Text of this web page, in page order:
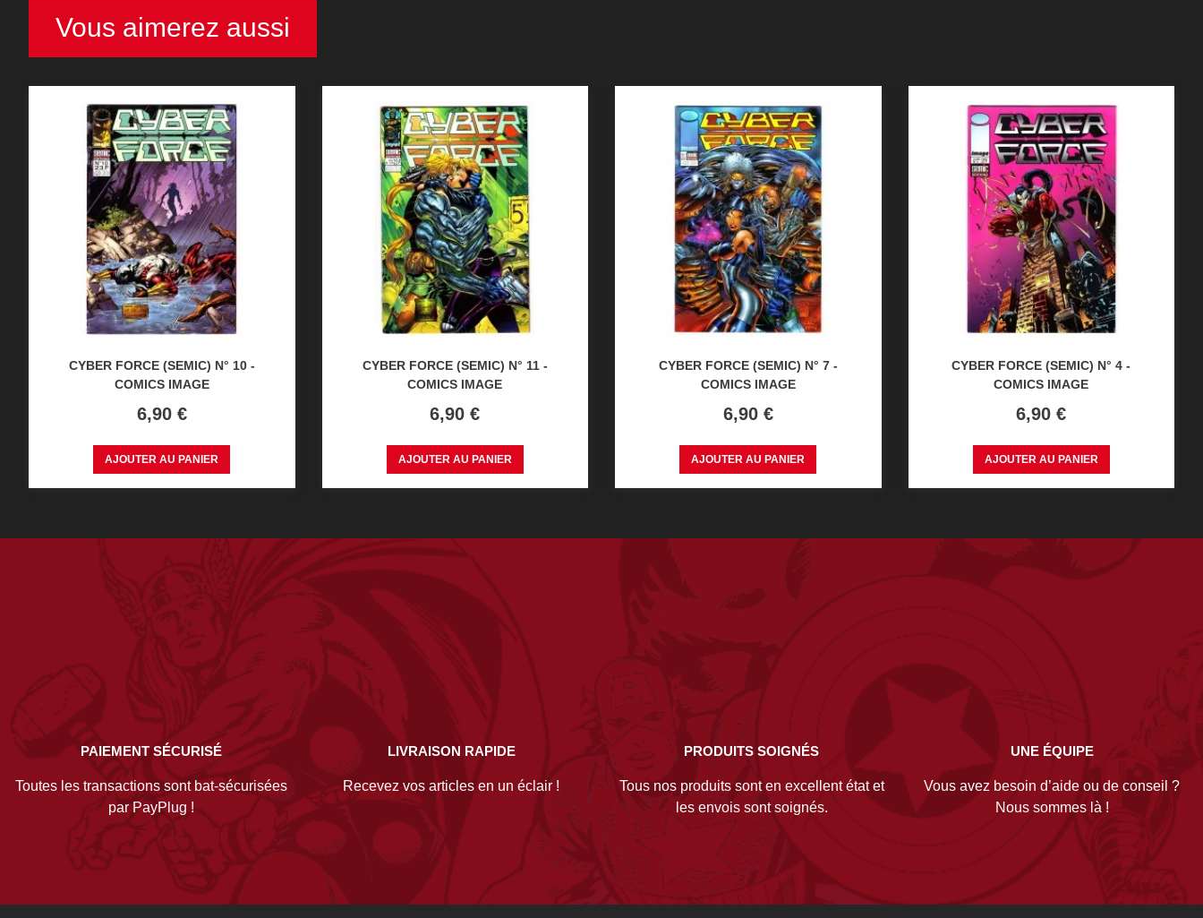
Vous aimerez aussi
CYBER FORCE (SEMIC) N° 10 -
COMICS IMAGE
Prix
6,90 €
AJOUTER AU PANIER
CYBER FORCE (SEMIC) N° 11 -
COMICS IMAGE
Prix
6,90 €
AJOUTER AU PANIER
CYBER FORCE (SEMIC) N° 7 -
COMICS IMAGE
Prix
6,90 €
AJOUTER AU PANIER
CYBER FORCE (SEMIC) N° 4 -
COMICS IMAGE
Prix
6,90 €
AJOUTER AU PANIER
PAIEMENT SÉCURISÉ
Toutes les transactions sont bat-sécurisées
par PayPlug !
LIVRAISON RAPIDE
Recevez vos articles en un éclair !
PRODUITS SOIGNÉS
Tous nos produits sont en excellent état et
les envois sont soignés.
UNE ÉQUIPE
Vous avez besoin d’aide ou de conseil ?
Nous sommes là !